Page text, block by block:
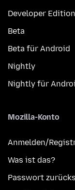
Developer Edition
Beta
Beta für Android
Nightly
Nightly für
Mozilla-Konto
Anmelden/
Was ist das?
Passwort